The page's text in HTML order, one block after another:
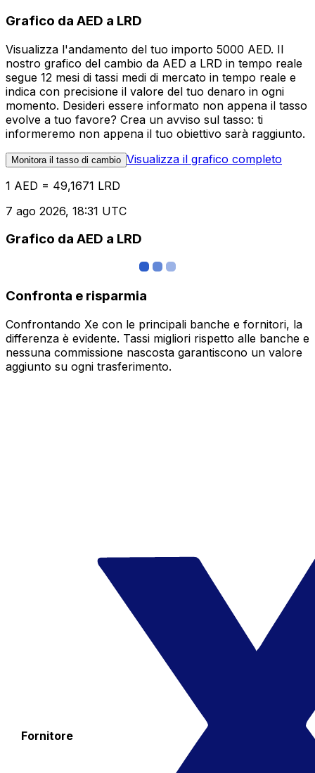
Grafico da AED a LRD
Visualizza l'andamento del tuo importo 5000 AED. Il
nostro grafico del cambio da AED a LRD in tempo reale
segue 12 mesi di tassi medi di mercato in tempo reale e
indica con precisione il valore del tuo denaro in ogni
momento. Desideri essere informato non appena il tasso
evolve a tuo favore? Crea un avviso sul tasso: ti
informeremo non appena il tuo obiettivo sarà raggiunto.
Monitora il tasso di cambio Visualizza il grafico completo
1 AED = 49,1671 LRD
7 ago 2026, 18:31 UTC
Grafico da AED a LRD
Confronta e risparmia
Confrontando Xe con le principali banche e fornitori, la
differenza è evidente. Tassi migliori rispetto alle banche e
nessuna commissione nascosta garantiscono un valore
aggiunto su ogni trasferimento.
Fornitore